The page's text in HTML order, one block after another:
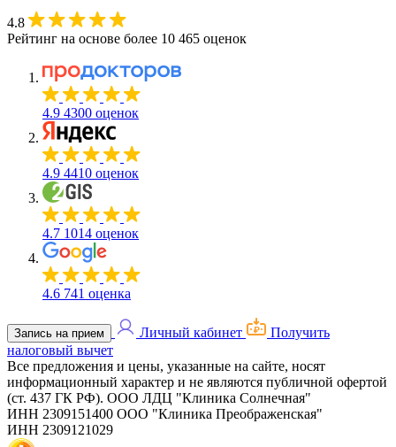
4.8
Рейтинг на основе более 10 465 оценок
4.9 4300 оценок
4.9 4410 оценок
4.7 1014 оценок
4.6 741 оценка
Запись на прием Личный кабинет
Получить
налоговый вычет
Все предложения и цены, указанные на сайте, носят
информационный характер и не являются публичной офертой
(ст. 437 ГК РФ). ООО ЛДЦ "Клиника Солнечная"
ИНН 2309151400 ООО "Клиника Преображенская"
ИНН 2309121029